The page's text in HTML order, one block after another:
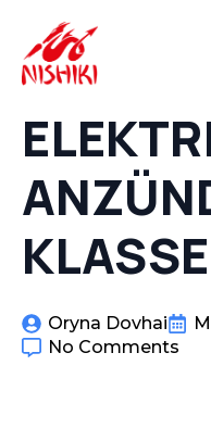
Oryna Dovhai
No Comments